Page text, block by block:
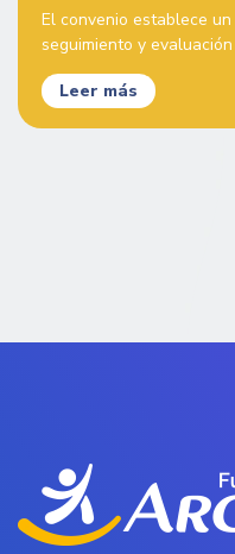
El convenio establece
seguimiento y evaluación
Leer más